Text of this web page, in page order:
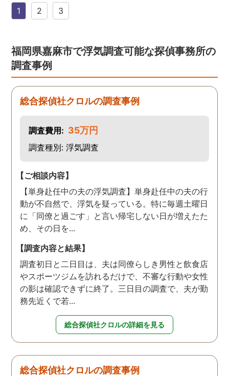
1 2 3
福岡県嘉麻市で浮気調査可能な探偵事務所の
調査事例
総合探偵社クロルの調査事例
調査費用: 35万円
調査種別: 浮気調査
【ご相談内容】
【単身赴任中の夫の浮気調査】単身赴任中の夫の行
動が不自然で、浮気を疑っている。特に毎週土曜日
に「同僚と過ごす」と言い帰宅しない日が増えたた
め、その日を...
【調査内容と結果】
調査初日と二日目は、夫は同僚らしき男性と飲食店
やスポーツジムを訪れるだけで、不審な行動や女性
の影は確認できずに終了。三日目の調査で、夫が勤
務先近くで若...
総合探偵社クロルの詳細を見る
総合探偵社クロルの調査事例